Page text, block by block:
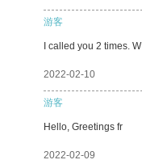
游客
I called you 2 times. W
2022-02-10
游客
Hello, Greetings fr
2022-02-09